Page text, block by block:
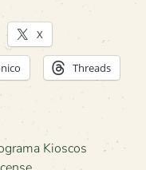
X
Threads
Kioscos